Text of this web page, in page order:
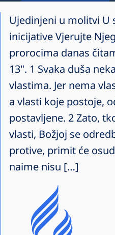
Ujedinjeni u molitvi U
inicijative Vjerujte
prorocima danas
13". 1 Svaka duša
vlastima. Jer nema
a vlasti koje postoje,
postavljene. 2 Zato,
vlasti, Božjoj se
protive, primit će
naime nisu […]